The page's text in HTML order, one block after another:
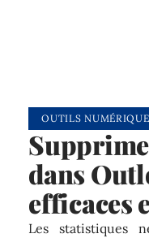
OUTILS
dans
efficaces
Les statistiques